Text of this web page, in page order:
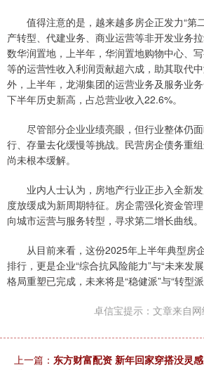
值得注意的是，越来越多房企正发力“第
产转型、代建业务、商业运营等非开发业务
数华润置地，上半年，华润置地购物中心、
等的运营性收入利润贡献超六成，助其取代
外，上半年，龙湖集团的运营业务及服务业
下半年历史新高，占总营业收入22.6%。
尽管部分企业业绩亮眼，但行业整体仍面
行、存量去化缓慢等挑战。民营房企债务重
尚未根本缓解。
业内人士认为，房地产行业正步入全新发
度放缓成为新周期特征。房企需强化资金管
向城市运营与服务转型，寻求第二增长曲线。
从目前来看，这份2025年上半年典型房
排行，更是企业“综合抗风险能力”与“未来发
格局重塑已完成，未来将是“稳健派”与“转型派
卓信宝提示：文章来自网
上一篇： 东方财富配资 新年回家穿搭没灵